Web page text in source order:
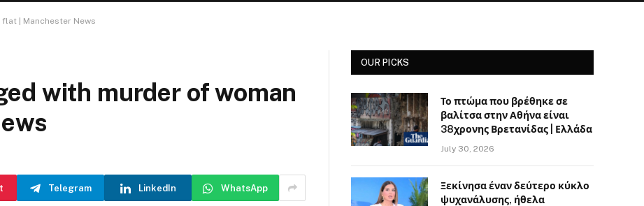
| Manchester News
with murder of woman
Telegram LinkedIn WhatsApp
OUR PICKS
Το πτώμα που βρέθηκε σε
βαλίτσα στην Αθήνα είναι
38χρονης Βρετανίδας | Ελλάδα
July 30, 2026
Ξεκίνησα έναν δεύτερο κύκλο
ψυχανάλυσης, ήθελα